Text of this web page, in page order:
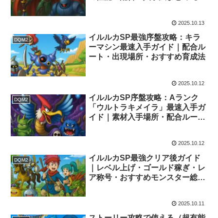
2025.10.13
DQM2
イルルカSP最強序盤攻略：キラ
ーマシン最速入手ガイド｜配合ル
ート・出現場所・おすすめ育成法
2025.10.12
DQM2
イルルカSP序盤攻略：Aランク
「ウルトラキメイラ」最速入手ガ
イド｜素材入手場所・配合ルー
2025.10.12
DQM2
イルルカSP最強クリア後ガイド
｜レベル上げ・ゴールド稼ぎ・レ
ア称号・おすすめモンスター総ま
2025.10.11